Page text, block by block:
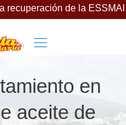
de la ESSMAR, bajo
en
aceite de